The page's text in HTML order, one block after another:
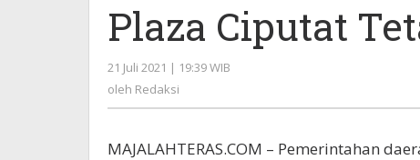
Ketatkan
Prokes
Plaza Ciputat
21 Juli 2021 | 19:39 WIB
oleh Redaksi
MAJALAHTERAS.COM – Pemerintahan